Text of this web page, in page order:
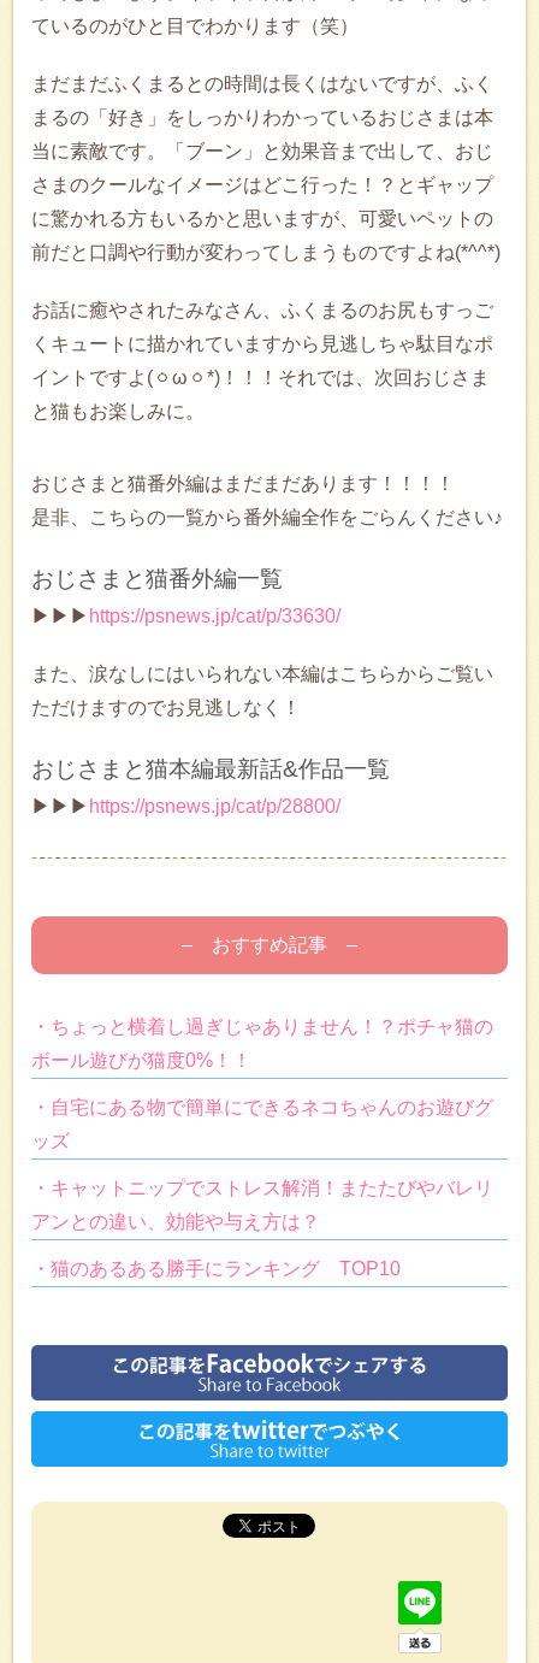
ているのがひと目でわかります（笑）
まだまだふくまるとの時間は長くはないですが、ふく
まるの「好き」をしっかりわかっているおじさまは本
当に素敵です。「ブーン」と効果音まで出して、おじ
さまのクールなイメージはどこ行った！？とギャップ
に驚かれる方もいるかと思いますが、可愛いペットの
前だと口調や行動が変わってしまうものですよね(*^^*)
お話に癒やされたみなさん、ふくまるのお尻もすっご
くキュートに描かれていますから見逃しちゃ駄目なポ
イントですよ(ㆁωㆁ*)！！！それでは、次回おじさま
と猫もお楽しみに。
おじさまと猫番外編はまだまだあります！！！！
是非、こちらの一覧から番外編全作をごらんください♪
おじさまと猫番外編一覧
▶▶▶ https://psnews.jp/cat/p/33630/
また、涙なしにはいられない本編はこちらからご覧い
ただけますのでお見逃しなく！
おじさまと猫本編最新話&作品一覧
▶▶▶ https://psnews.jp/cat/p/28800/
– おすすめ記事 –
・ちょっと横着し過ぎじゃありません！？ポチャ猫の
ボール遊びが猫度0%！！
・自宅にある物で簡単にできるネコちゃんのお遊びグ
ッズ
・キャットニップでストレス解消！またたびやバレリ
アンとの違い、効能や与え方は？
・猫のあるある勝手にランキング TOP10